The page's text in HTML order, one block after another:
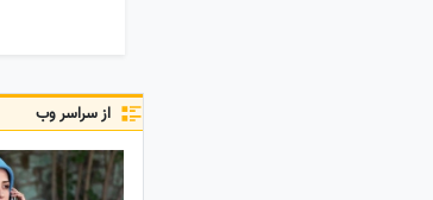
از سراسر وب